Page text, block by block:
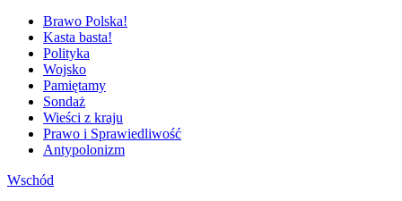
Brawo Polska!
Kasta basta!
Polityka
Wojsko
Pamiętamy
Sondaż
Wieści z kraju
Prawo i Sprawiedliwość
Antypolonizm
Wschód